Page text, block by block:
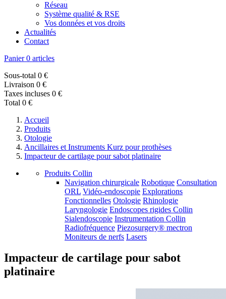
Réseau
Système qualité & RSE
Vos données et vos droits
Actualités
Contact
Panier 0 articles
Sous-total 0 €
Livraison 0 €
Taxes incluses 0 €
Total 0 €
Accueil
Produits
Otologie
Ancillaires et Instruments Kurz pour prothèses
Impacteur de cartilage pour sabot platinaire
Produits Collin
Navigation chirurgicale Robotique Consultation
ORL Vidéo-endoscopie Explorations
Fonctionnelles Otologie Rhinologie
Laryngologie Endoscopes rigides Collin
Sialendoscopie Instrumentation Collin
Radiofréquence Piezosurgery® mectron
Moniteurs de nerfs Lasers
Impacteur de cartilage pour sabot
platinaire